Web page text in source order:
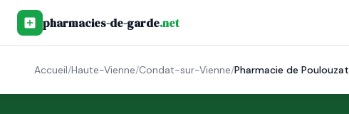
pharmacies-de-garde.net
Accueil/Haute-Vienne/Condat-sur-Vienne/Pharmacie de Poulouzat